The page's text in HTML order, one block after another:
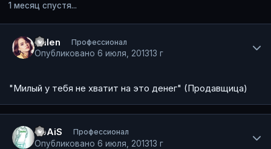
1 месяц спустя...
Dalen Профессионал
Опубликовано 6 июля, 201313 г
"Милый у тебя не хватит на это денег" (Продавщица)
SpAiS Профессионал
Опубликовано 6 июля, 201313 г